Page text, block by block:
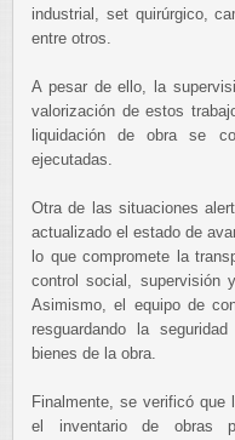
industrial, set quirúrgico,
entre otros.
A pesar de ello, la
valorización de estos
liquidación de obra se
ejecutadas.
Otra de las situaciones
actualizado el estado de
lo que compromete la
control social, supervisión
Asimismo, el equipo de
resguardando la
bienes de la obra.
Finalmente, se verificó que
el inventario de obras